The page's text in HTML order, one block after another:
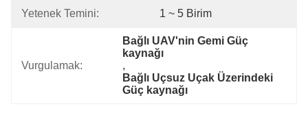
Yetenek Temini: 1 ~ 5 Birim
Vurgulamak:
Bağlı UAV'nin Gemi Güç
kaynağı
,
Bağlı Uçsuz Uçak Üzerindeki
Güç kaynağı